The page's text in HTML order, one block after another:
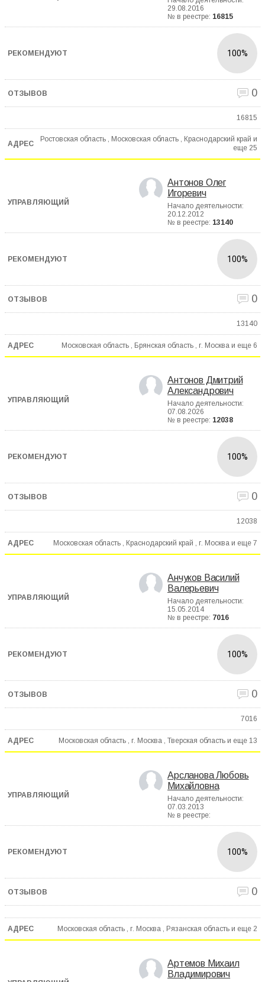
29.08.2016
№ в реестре: 16815
100%
0
16815
Ростовская область , Московская область , Краснодарский край и
еще 25
Антонов Олег
Игоревич
Начало деятельности:
20.12.2012
№ в реестре: 13140
100%
0
13140
Московская область , Брянская область , г. Москва и еще 6
Антонов Дмитрий
Александрович
Начало деятельности:
07.08.2026
№ в реестре: 12038
100%
0
12038
Московская область , Краснодарский край , г. Москва и еще 7
Анчуков Василий
Валерьевич
Начало деятельности:
15.05.2014
№ в реестре: 7016
100%
0
7016
Московская область , г. Москва , Тверская область и еще 13
Арсланова Любовь
Михайловна
Начало деятельности:
07.03.2013
№ в реестре:
100%
0
Московская область , г. Москва , Рязанская область и еще 2
Артемов Михаил
Владимирович